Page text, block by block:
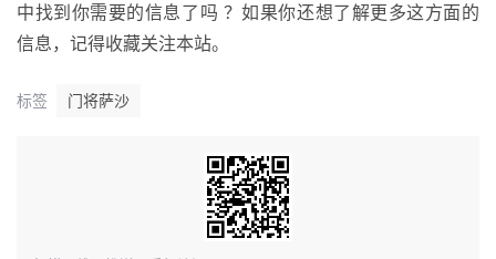
中找到你需要的信息了吗 ？如果你还想了解更多这方面的
信息，记得收藏关注本站。
标签 门将萨沙